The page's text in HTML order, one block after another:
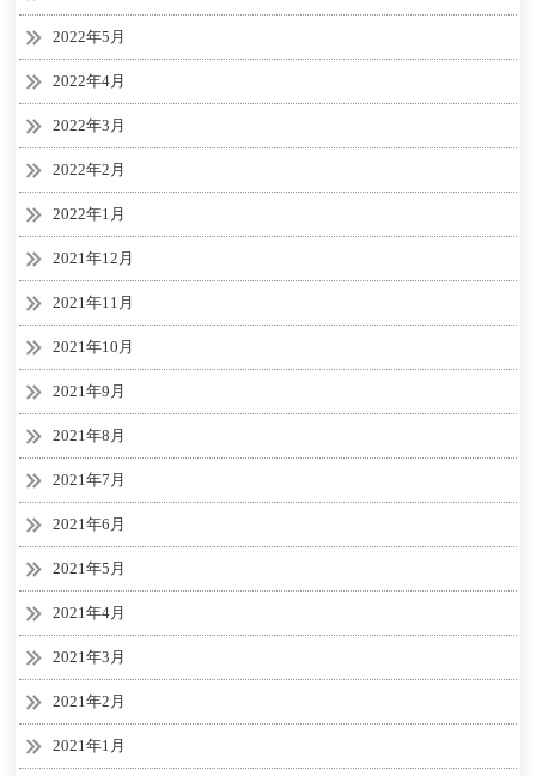
2022年5月
2022年4月
2022年3月
2022年2月
2022年1月
2021年12月
2021年11月
2021年10月
2021年9月
2021年8月
2021年7月
2021年6月
2021年5月
2021年4月
2021年3月
2021年2月
2021年1月